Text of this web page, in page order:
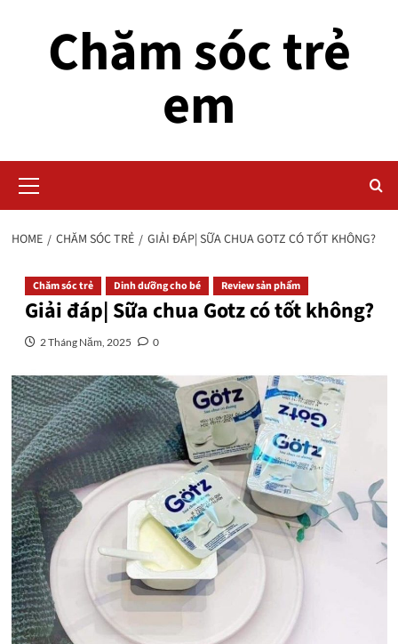
Chăm sóc trẻ
em
Menu
HOME CHĂM SÓC TRẺ GIẢI ĐÁP| SỮA CHUA GOTZ CÓ TỐT KHÔNG?
Chăm sóc trẻ Dinh dưỡng cho bé Review sản phẩm
Giải đáp| Sữa chua Gotz có tốt không?
2 Tháng Năm, 2025 0